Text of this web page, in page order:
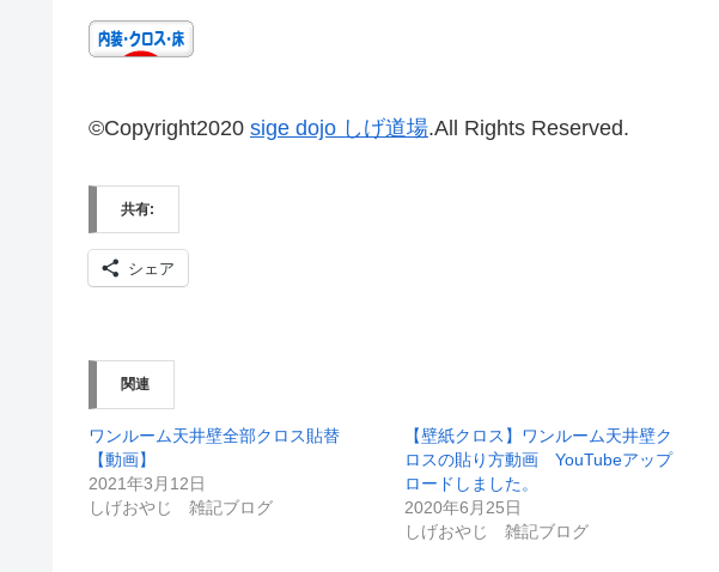
©Copyright2020 sige dojo しげ道場.All Rights Reserved.
共有:
シェア
関連
ワンルーム天井壁全部クロス貼替
【動画】
2021年3月12日
しげおやじ 雑記ブログ
【壁紙クロス】ワンルーム天井壁ク
ロスの貼り方動画 YouTubeアップ
ロードしました。
2020年6月25日
しげおやじ 雑記ブログ